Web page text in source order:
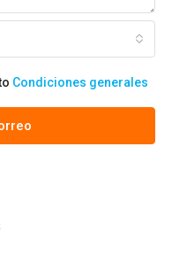
Condiciones generales